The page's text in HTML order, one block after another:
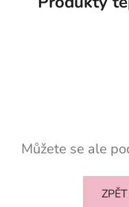
Můžete se ale